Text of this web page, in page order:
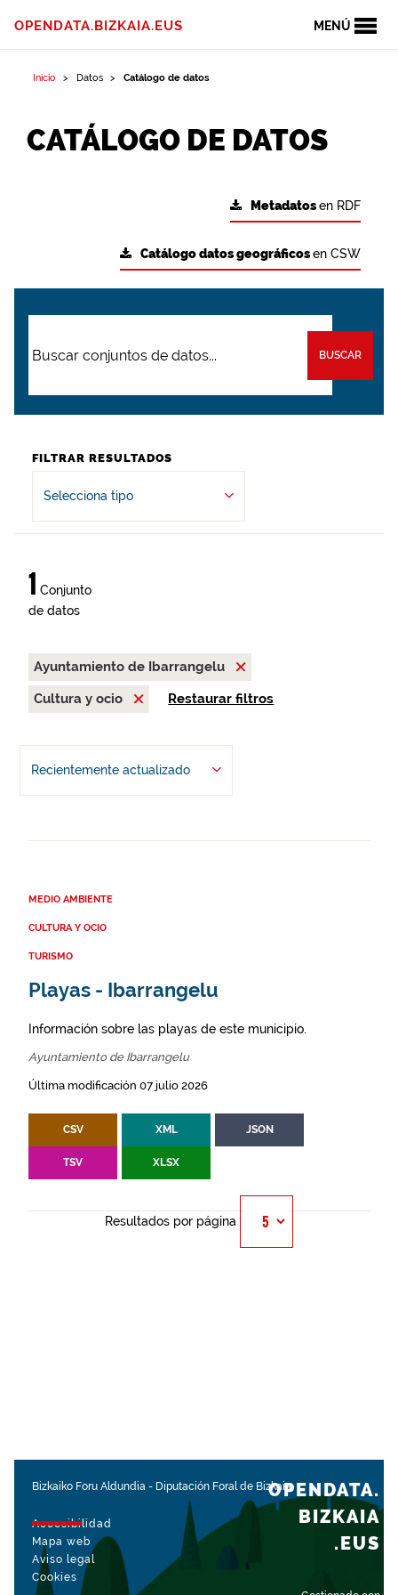
MENÚ
OPENDATA.BIZKAIA.EUS
Inicio Datos Catálogo de datos
CATÁLOGO DE DATOS
Metadatosen RDF
Catálogo datos geográficosen CSW
BUSCAR
FILTRAR RESULTADOS
Selecciona tipo
1 Conjunto
de datos
Ayuntamiento de Ibarrangelu
Cultura y ocio
Restaurar filtros
Recientemente actualizado
MEDIO AMBIENTE
CULTURA Y OCIO
TURISMO
Playas - Ibarrangelu
Información sobre las playas de este municipio.
Ayuntamiento de Ibarrangelu
Última modificación 07 julio 2026
CSV XML JSON
TSV XLSX
Resultados por página
Bizkaiko Foru Aldundia - Diputación Foral de Bizkaia
Accesibilidad
Mapa web
Aviso legal
Cookies
OPENDATA.
BIZKAIA
.EUS